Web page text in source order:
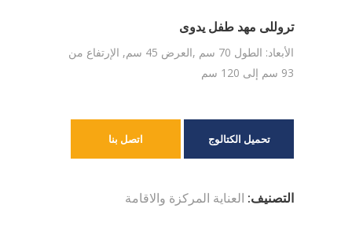
تروللى مهد طفل يدوى
الأبعاد: الطول 70 سم ,العرض 45 سم, الإرتفاع من
93 سم إلى 120 سم
تحميل الكتالوج اتصل بنا
التصنيف: العناية المركزة والاقامة